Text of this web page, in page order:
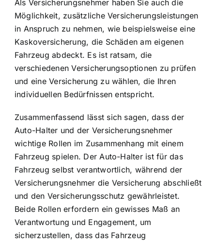
Als Versicherungsnehmer haben Sie auch die
Möglichkeit, zusätzliche Versicherungsleistungen
in Anspruch zu nehmen, wie beispielsweise eine
Kaskoversicherung, die Schäden am eigenen
Fahrzeug abdeckt. Es ist ratsam, die
verschiedenen Versicherungsoptionen zu prüfen
und eine Versicherung zu wählen, die Ihren
individuellen Bedürfnissen entspricht.
Zusammenfassend lässt sich sagen, dass der
Auto-Halter und der Versicherungsnehmer
wichtige Rollen im Zusammenhang mit einem
Fahrzeug spielen. Der Auto-Halter ist für das
Fahrzeug selbst verantwortlich, während der
Versicherungsnehmer die Versicherung abschließt
und den Versicherungsschutz gewährleistet.
Beide Rollen erfordern ein gewisses Maß an
Verantwortung und Engagement, um
sicherzustellen, dass das Fahrzeug